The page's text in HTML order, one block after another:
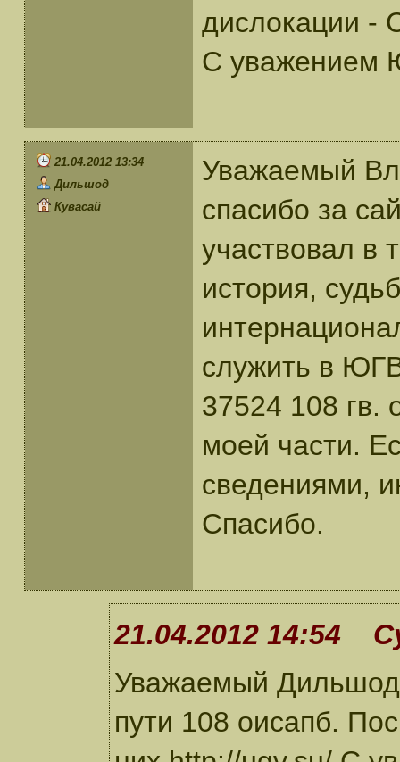
дислокации -
С уважением
21.04.2012 13:34
Дильшод
Кувасай
Уважаемый
спасибо за
участвовал в
история,
служить в ЮГВ
37524 108 гв.
моей части.
сведениями,
Спасибо.
21.04.2012 14:54
Уважаемый
пути 108 оисапб.